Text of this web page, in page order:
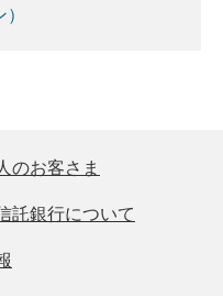
のお客さま
託銀行について